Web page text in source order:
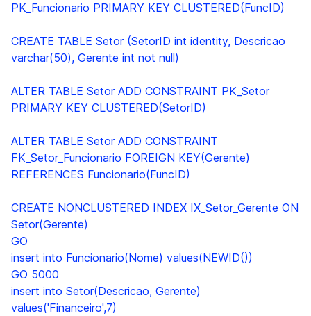
PK_Funcionario PRIMARY KEY CLUSTERED(FuncID)
CREATE TABLE Setor (SetorID int identity, Descricao
varchar(50), Gerente int not null)
ALTER TABLE Setor ADD CONSTRAINT PK_Setor
PRIMARY KEY CLUSTERED(SetorID)
ALTER TABLE Setor ADD CONSTRAINT
FK_Setor_Funcionario FOREIGN KEY(Gerente)
REFERENCES Funcionario(FuncID)
CREATE NONCLUSTERED INDEX IX_Setor_Gerente ON
Setor(Gerente)
GO
insert into Funcionario(Nome) values(NEWID())
GO 5000
insert into Setor(Descricao, Gerente)
values('Financeiro',7)